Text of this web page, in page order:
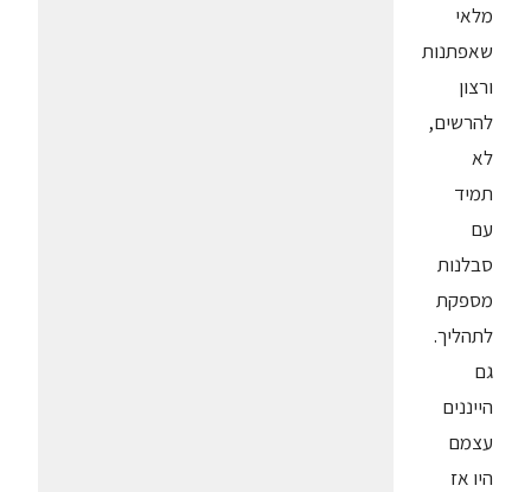
מלאי
שאפתנות
ורצון
להרשים,
לא
תמיד
עם
סבלנות
מספקת
לתהליך.
גם
הייננים
עצמם
היו אז